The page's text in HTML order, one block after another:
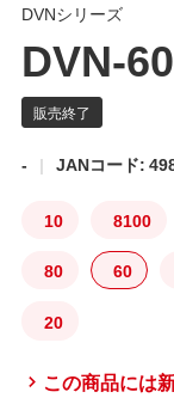
DVNシリーズ
DVN-
- JANコード:
10 8100
80 60
20
この商品には